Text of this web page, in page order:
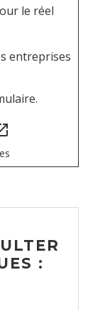
le réel
entreprises
: